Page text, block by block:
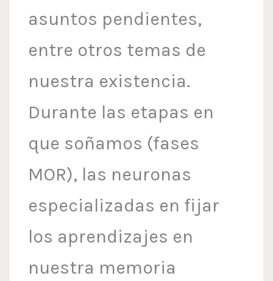
asuntos pendientes,
entre otros temas de
nuestra existencia.
Durante las etapas en
que soñamos (fases
MOR), las neuronas
especializadas en fijar
los aprendizajes en
nuestra memoria